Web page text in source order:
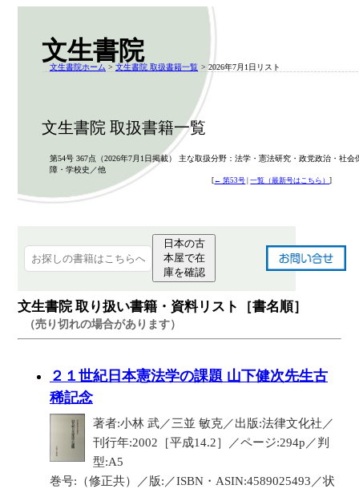
文生書院
文生書院 取扱書籍一覧
文生書院ホーム > 文生書院 取扱書籍一覧 > 2026年7月1日リスト
第54号 367点（2026年7月1日掲載） 主な取扱分野：法学・憲法研究・政党政治・社会
障・学校史／他
[ ← 第53号 |一覧（最新号はこちら）]
日本の古
本屋で在
庫を確認
文生書院 取り扱い書籍・資料リスト［書名順］
（売り切れの場合があります）
２１世紀日本憲法学の課題 山下健次先生古
稀記念
著者:小林 武／三並 敏克／出版:法律文化社／
刊行年:2002［平成14.2］／ページ:294p／判
型:A5
巻号:（修正共）／版:／ISBN・ASIN:4589025493／状